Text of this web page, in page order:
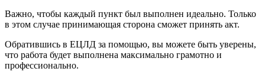
Важно, чтобы каждый пункт был выполнен идеально. Только
в этом случае принимающая сторона сможет принять акт.
Обратившись в ЕЦЛД за помощью, вы можете быть уверены,
что работа будет выполнена максимально грамотно и
профессионально.